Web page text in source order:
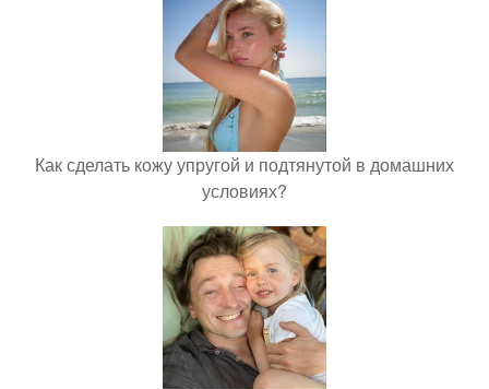
Как сделать кожу упругой и подтянутой в домашних
условиях?